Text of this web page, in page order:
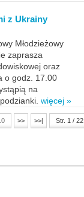
z Ukrainy
Młodzieżowy
zaprasza
oraz
o godz. 17.00
na
więcej »
>> >>| Str. 1 / 22